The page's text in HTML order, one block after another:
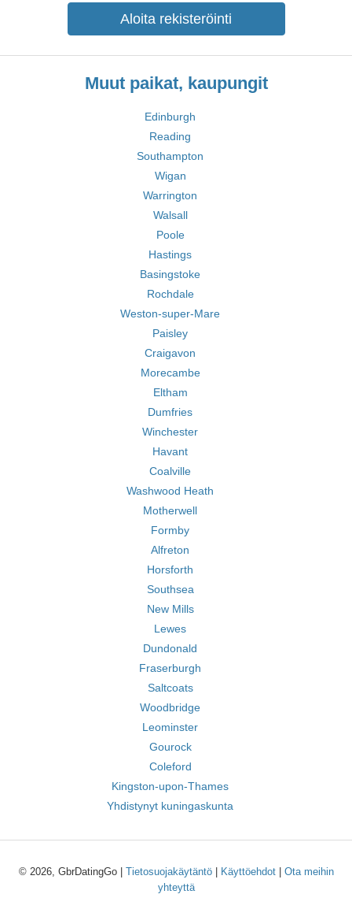
Aloita rekisteröinti
Muut paikat, kaupungit
Edinburgh
Reading
Southampton
Wigan
Warrington
Walsall
Poole
Hastings
Basingstoke
Rochdale
Weston-super-Mare
Paisley
Craigavon
Morecambe
Eltham
Dumfries
Winchester
Havant
Coalville
Washwood Heath
Motherwell
Formby
Alfreton
Horsforth
Southsea
New Mills
Lewes
Dundonald
Fraserburgh
Saltcoats
Woodbridge
Leominster
Gourock
Coleford
Kingston-upon-Thames
Yhdistynyt kuningaskunta
© 2026, GbrDatingGo | Tietosuojakäytäntö| Käyttöehdot| Ota meihin
yhteyttä